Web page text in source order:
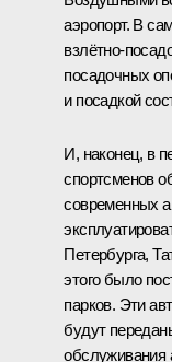
аэропорт. В
взлётно-
посадочных
и посадкой
И, наконец, в
спортсменов
современных
Петербурга,
этого было
парков. Эти
будут
обслуживания